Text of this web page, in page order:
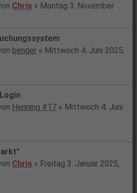
Chris « Montag 3. November
benger « Mittwoch 4. Juni 2025,
Henning #17 « Mittwoch 4. Juni
Chris « Freitag 3. Januar 2025,